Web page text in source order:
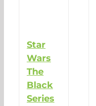
Star
Wars
The
Black
Series